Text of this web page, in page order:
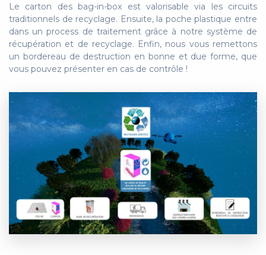
Le carton des bag-in-box est valorisable via les circuits
traditionnels de recyclage. Ensuite, la poche plastique entre
dans un process de traitement grâce à notre système de
récupération et de recyclage. Enfin, nous vous remettons
un bordereau de destruction en bonne et due forme, que
vous pouvez présenter en cas de contrôle !